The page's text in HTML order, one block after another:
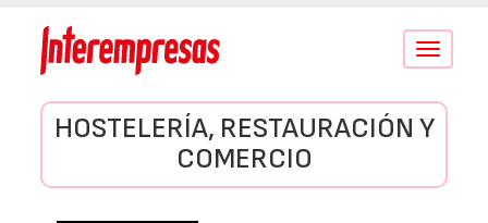
Conmutar
HOSTELERÍA, RESTAURACIÓN Y
COMERCIO